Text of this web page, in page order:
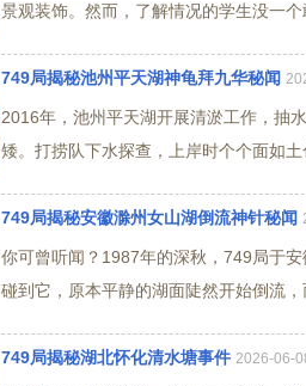
景观装饰。然而，了解情况的学生没一
749局揭秘池州平天湖神龟拜九华秘闻
2016年，池州平天湖开展清淤工作，抽
矮。打捞队下水探查，上岸时个个面如
749局揭秘安徽滁州女山湖倒流神针秘闻
你可曾听闻？1987年的深秋，749局于
碰到它，原本平静的湖面陡然开始倒流
749局揭秘湖北怀化清水塘事件 2026-06-